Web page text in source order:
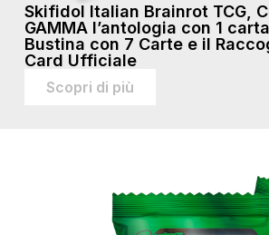
Skifidol Italian Brainrot TCG,
GAMMA l’antologia con 1
Bustina con 7 Carte e il
Card Ufficiale
Scopri di più